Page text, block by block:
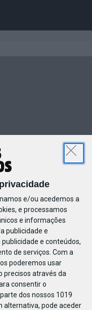
e/ou acedemos a
e processamos
e informações
publicidade e
e conteúdos,
de serviços. Com a
poderemos usar
precisos através da
consentir o
dos nossos 1019
alternativa, pode aceder